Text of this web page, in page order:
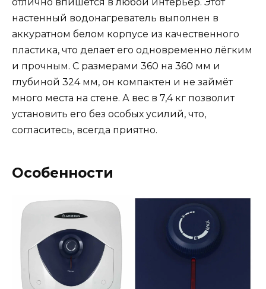
настенный водонагреватель выполнен в
аккуратном белом корпусе из качественного
пластика, что делает его одновременно лёгким
и прочным. С размерами 360 на 360 мм и
глубиной 324 мм, он компактен и не займёт
много места на стене. А вес в 7,4 кг позволит
установить его без особых усилий, что,
согласитесь, всегда приятно.
Особенности